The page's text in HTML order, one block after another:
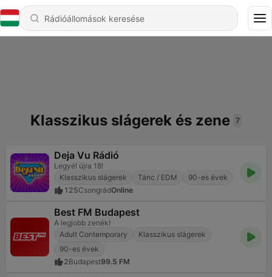
Klasszikus slágerek és zene 7
Deja Vu Rádió
Legyél újra 18!
Klasszikus slágerek
Tánc / EDM
90-es évek
125CsongrádOnline
Best FM Budapest
A legjobb zenék!
Adult Contemporary
Klasszikus slágerek
90-es évek
2Budapest99.5 FM